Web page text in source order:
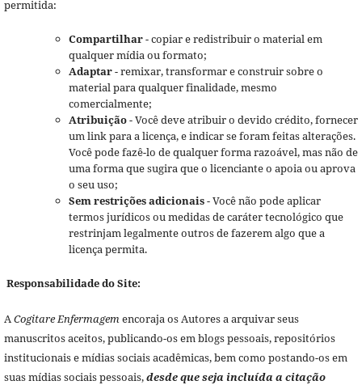
permitida:
Compartilhar- copiar e redistribuir o material em
qualquer mídia ou formato;
Adaptar- remixar, transformar e construir sobre o
material para qualquer finalidade, mesmo
comercialmente;
Atribuição- Você deve atribuir o devido crédito, fornecer
um link para a licença, e indicar se foram feitas alterações.
Você pode fazê-lo de qualquer forma razoável, mas não de
uma forma que sugira que o licenciante o apoia ou aprova
o seu uso;
Sem restrições adicionais- Você não pode aplicar
termos jurídicos ou medidas de caráter tecnológico que
restrinjam legalmente outros de fazerem algo que a
licença permita.
Responsabilidade do Site:
ACogitare Enfermagemencoraja os Autores a arquivar seus
manuscritos aceitos, publicando-os em blogs pessoais, repositórios
institucionais e mídias sociais acadêmicas, bem como postando-os em
suas mídias sociais pessoais,desde que seja incluída a citação